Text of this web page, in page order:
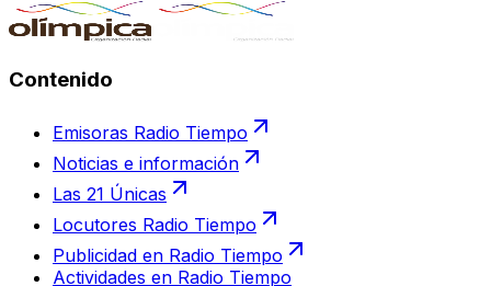
Contenido
Emisoras Radio Tiempo
Noticias e información
Las 21 Únicas
Locutores Radio Tiempo
Publicidad en Radio Tiempo
Actividades en Radio Tiempo